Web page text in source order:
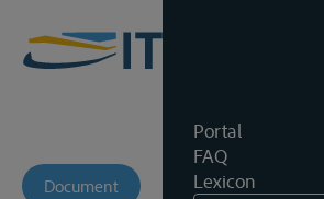
Portal
FAQ
Lexicon
Document